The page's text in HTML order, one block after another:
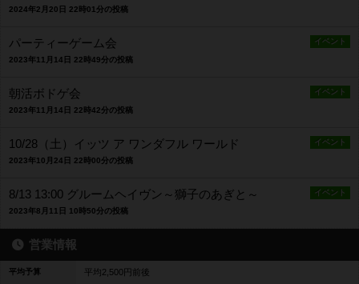
2024年2月20日 22時01分の投稿
イベント
パーティーゲーム会
2023年11月14日 22時49分の投稿
イベント
朝活ボドゲ会
2023年11月14日 22時42分の投稿
イベント
10/28（土）イッツ ア ワンダフル ワールド
2023年10月24日 22時00分の投稿
イベント
8/13 13:00 グルームヘイヴン～獅子のあぎと～
2023年8月11日 10時50分の投稿
営業情報
平均予算 平均2,500円前後